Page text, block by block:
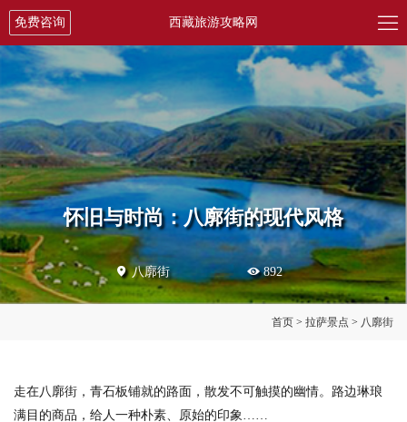

免费咨询 西藏旅游攻略网
怀旧与时尚：八廓街的现代风格
 八廓街  892
首页 > 拉萨景点 > 八廓街
走在八廓街，青石板铺就的路面，散发不可触摸的幽情。路边琳琅
满目的商品，给人一种朴素、原始的印象……